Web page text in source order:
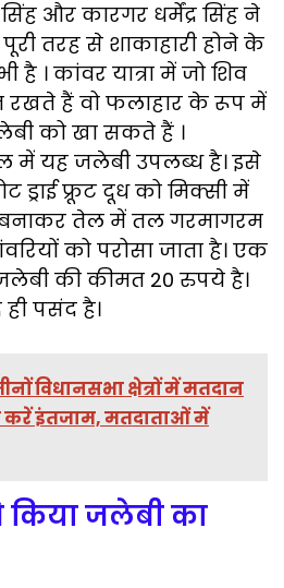
और कारगर धर्मेंद्र सिंह ने
तरह से शाकाहारी होने के
है । कांवर यात्रा में जो शिव
रखते हैं वो फलाहार के रूप में
को खा सकते हैं ।
में यह जलेबी उपलब्ध है। इसे
फ्रूट दूध को मिक्सी में
तेल में तल गरमागरम
को परोसा जाता है। एक
की कीमत 20 रुपये है।
पसंद है।
विधानसभा क्षेत्रों में मतदान
के करें इंतजाम, मतदाताओं में
किया जलेबी का